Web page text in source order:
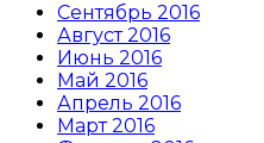
Сентябрь 2016
Август 2016
Июнь 2016
Май 2016
Апрель 2016
Март 2016